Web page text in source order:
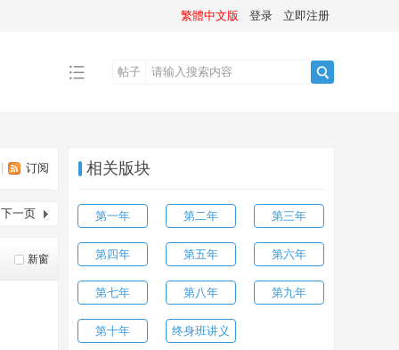
繁體中文版 登录 立即注册
帖子
订阅
下一页
新窗
相关版块
第一年 第二年 第三年
第四年 第五年 第六年
第七年 第八年 第九年
第十年 终身班讲义